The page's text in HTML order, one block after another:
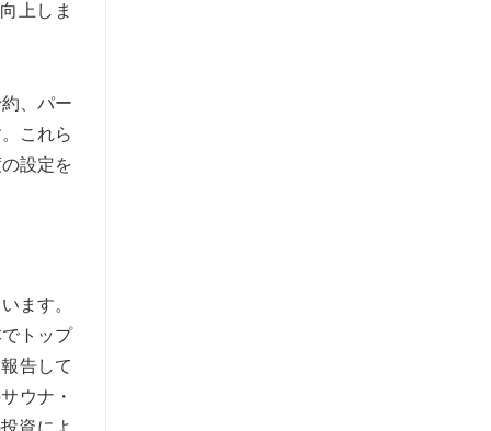
上しま
、パー
これら
設定を
ます。
トップ
告して
ウナ・